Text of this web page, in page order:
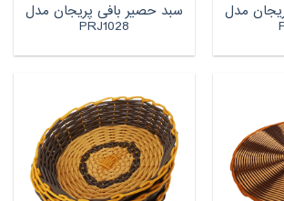
مدل سبد حصیر بافی پریجان مدل
PRJ1028